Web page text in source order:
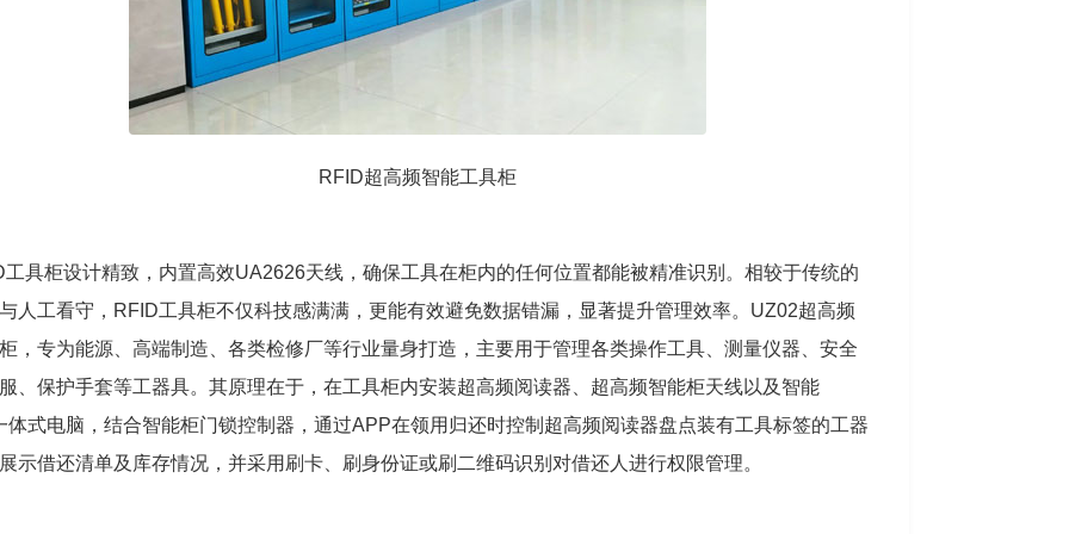
RFID超高频智能工具柜
工具柜设计精致，内置高效UA2626天线，确保工具在柜内的任何位置都能被精准识别。相较于传统的
人工看守，RFID工具柜不仅科技感满满，更能有效避免数据错漏，显著提升管理效率。UZ02超高频
，专为能源、高端制造、各类检修厂等行业量身打造，主要用于管理各类操作工具、测量仪器、安全
、保护手套等工器具。其原理在于，在工具柜内安装超高频阅读器、超高频智能柜天线以及智能
体式电脑，结合智能柜门锁控制器，通过APP在领用归还时控制超高频阅读器盘点装有工具标签的工器
示借还清单及库存情况，并采用刷卡、刷身份证或刷二维码识别对借还人进行权限管理。